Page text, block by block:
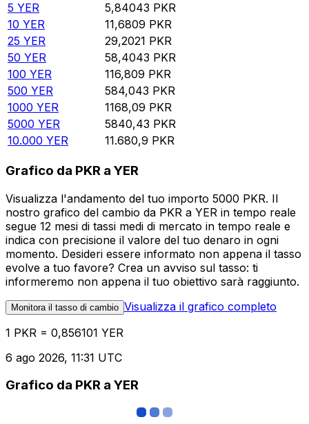
5 YER 5,84043 PKR
10 YER 11,6809 PKR
25 YER 29,2021 PKR
50 YER 58,4043 PKR
100 YER 116,809 PKR
500 YER 584,043 PKR
1000 YER 1168,09 PKR
5000 YER 5840,43 PKR
10.000 YER 11.680,9 PKR
Grafico da PKR a YER
Visualizza l'andamento del tuo importo 5000 PKR. Il
nostro grafico del cambio da PKR a YER in tempo reale
segue 12 mesi di tassi medi di mercato in tempo reale e
indica con precisione il valore del tuo denaro in ogni
momento. Desideri essere informato non appena il tasso
evolve a tuo favore? Crea un avviso sul tasso: ti
informeremo non appena il tuo obiettivo sarà raggiunto.
Monitora il tasso di cambio Visualizza il grafico completo
1 PKR = 0,856101 YER
6 ago 2026, 11:31 UTC
Grafico da PKR a YER